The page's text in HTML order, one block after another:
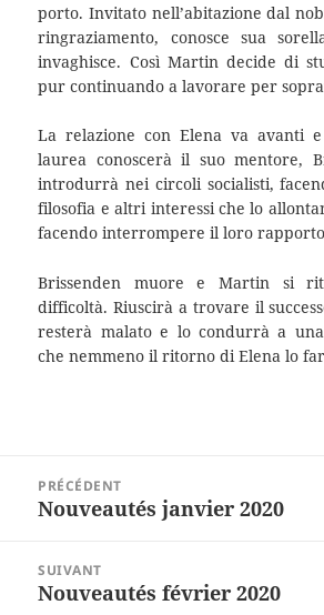
porto. Invitato nell’abitazione dal
ringraziamento, conosce sua
invaghisce. Così Martin decide di
pur continuando a lavorare per
La relazione con Elena va avanti
laurea conoscerà il suo mentore,
introdurrà nei circoli socialisti,
filosofia e altri interessi che lo
facendo interrompere il loro
Brissenden muore e Martin si
difficoltà. Riuscirà a trovare il
resterà malato e lo condurrà a
che nemmeno il ritorno di Elena lo
l’article
PRÉCÉDENT
Article
Nouveautés janvier 2020
SUIVANT
Article
Nouveautés février 2020